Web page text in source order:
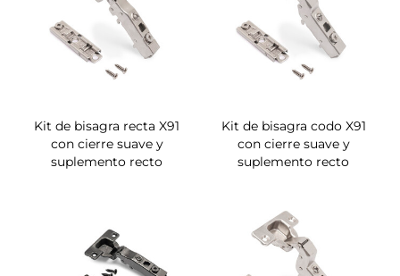
Kit de bisagra recta X91
con cierre suave y
suplemento recto
Kit de bisagra codo X91
con cierre suave y
suplemento recto